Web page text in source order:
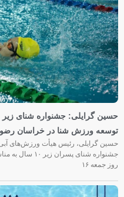
توسعه ورزش شنا در خراسان
حسین گرایلی، رئیس هیأت ورزش‌های آبی
جشنواره شنای
روز جمعه‌ ۱۶